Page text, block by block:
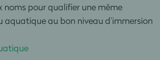
pour qualifier une même
au bon niveau d’immersion